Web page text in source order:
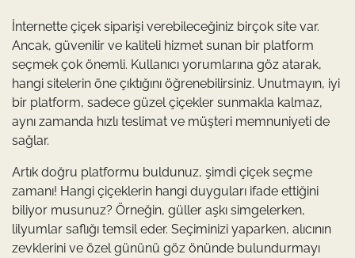
İnternette çiçek siparişi verebileceğiniz birçok site var.
Ancak, güvenilir ve kaliteli hizmet sunan bir platform
seçmek çok önemli. Kullanıcı yorumlarına göz atarak,
hangi sitelerin öne çıktığını öğrenebilirsiniz. Unutmayın, iyi
bir platform, sadece güzel çiçekler sunmakla kalmaz,
aynı zamanda hızlı teslimat ve müşteri memnuniyeti de
sağlar.
Artık doğru platformu buldunuz, şimdi çiçek seçme
zamanı! Hangi çiçeklerin hangi duyguları ifade ettiğini
biliyor musunuz? Örneğin, güller aşkı simgelerken,
lilyumlar saflığı temsil eder. Seçiminizi yaparken, alıcının
zevklerini ve özel gününü göz önünde bulundurmayı